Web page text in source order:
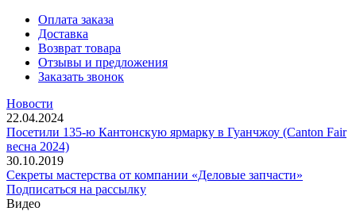
Оплата заказа
Доставка
Возврат товара
Отзывы и предложения
Заказать звонок
Новости
22.04.2024
Посетили 135-ю Кантонскую ярмарку в Гуанчжоу (Canton Fair
весна 2024)
30.10.2019
Секреты мастерства от компании «Деловые запчасти»
Подписаться на рассылку
Видео